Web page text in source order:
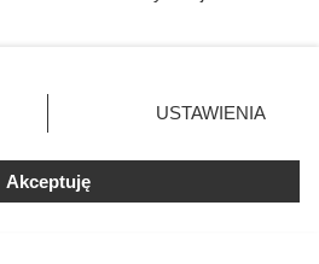
przycisk ustawień prywatności
dolnym rogu strony. Niektóre
sprzeciwić się takiemu
będą miały zastosowania tylko
USTAWIENIA
Akceptuję